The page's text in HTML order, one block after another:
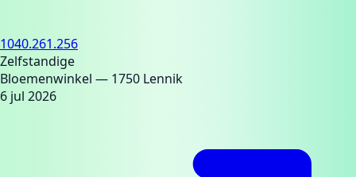
1040.261.256
Zelfstandige
Bloemenwinkel — 1750 Lennik
6 jul 2026